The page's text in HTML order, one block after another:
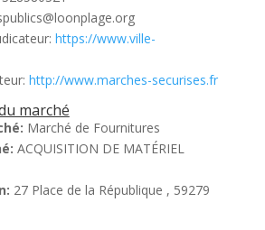
https://www.ville-
http://www.marches-securises.fr
marché
Marché de Fournitures
ACQUISITION DE MATÉRIEL
27 Place de la République , 59279